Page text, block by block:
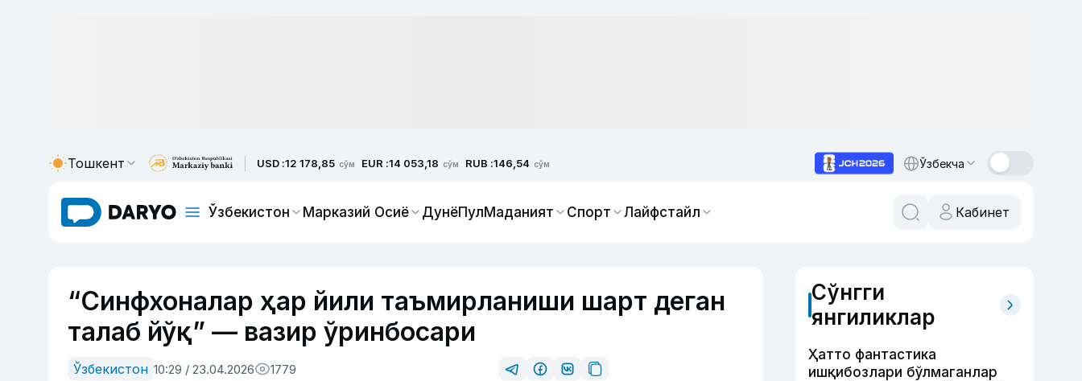
Тошкент USD :12 178,85 сўм EUR :14 053,18 сўм RUB :146,54 сўм Ўзбекча
Ўзбекистон Марказий Осиё ДунёПулМаданият Спорт Лайфстайл Кабинет
“Синфхоналар ҳар йили таъмирланиши шарт деган
талаб йўқ” — вазир ўринбосари
Ўзбекистон 10:29 / 23.04.2026 1779
Сўнгги
янгиликлар
Ҳатто фантастика
ишқибозлари бўлмаганлар